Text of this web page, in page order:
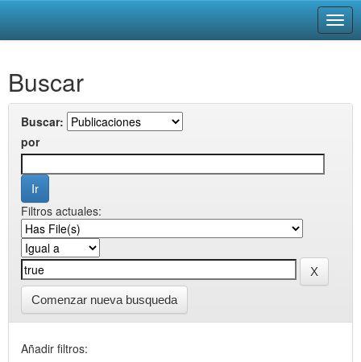
navigation
Buscar
Buscar:
por
Filtros actuales:
Comenzar nueva busqueda
Añadir filtros: